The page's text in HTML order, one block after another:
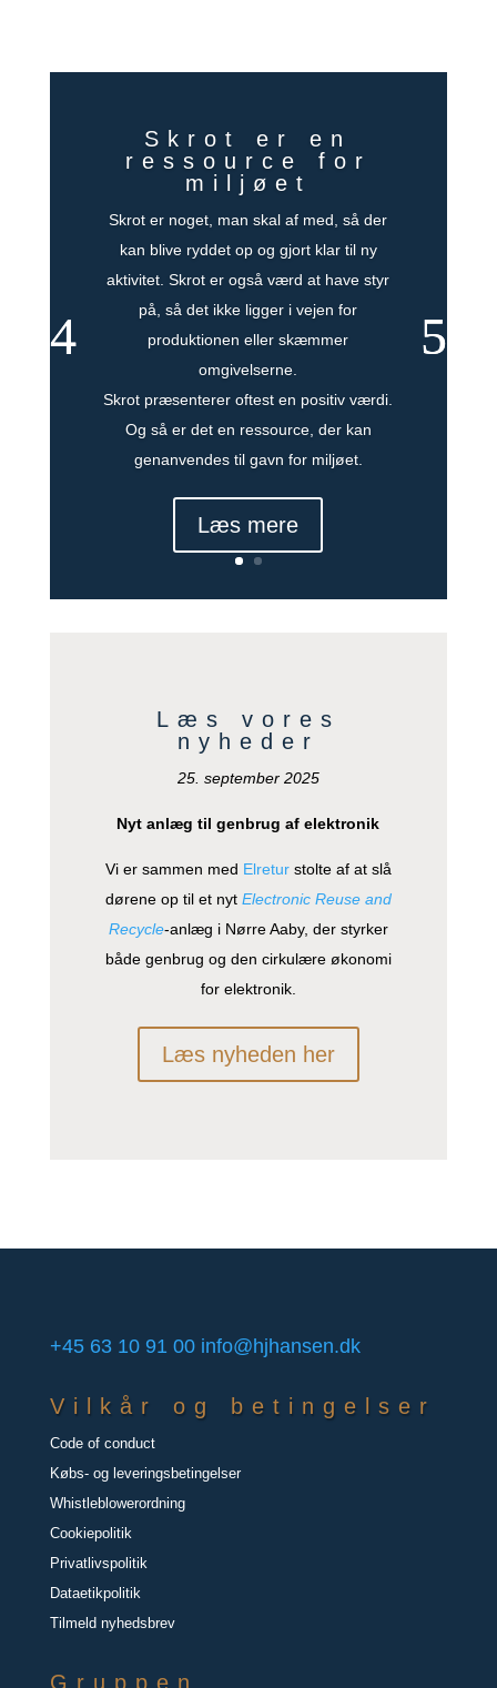
Skrot er en
ressource for
miljøet
Skrot er noget, man skal af med, så der
kan blive ryddet op og gjort klar til ny
aktivitet. Skrot er også værd at have styr
på, så det ikke ligger i vejen for
produktionen eller skæmmer
omgivelserne.
Skrot præsenterer oftest en positiv værdi.
Og så er det en ressource, der kan
genanvendes til gavn for miljøet.
Læs mere
Læs vores
nyheder
25. september 2025
Nyt anlæg til genbrug af elektronik
Vi er sammen med Elreturstolte af at slå
dørene op til et nyt Electronic Reuse and
Recycle-anlæg i Nørre Aaby, der styrker
både genbrug og den cirkulære økonomi
for elektronik.
Læs nyheden her
+45 63 10 91 00 info@hjhansen.dk
Vilkår og betingelser
Code of conduct
Købs- og leveringsbetingelser
Whistleblowerordning
Cookiepolitik
Privatlivspolitik
Dataetikpolitik
Tilmeld nyhedsbrev
Gruppen